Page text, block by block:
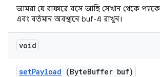
আমরা যে বাফারে বসে আছি সেখান থেকে
এবং বর্তমান অবস্থানে buf-এ রাখুন।
void
setPayload (ByteBuffer buf)